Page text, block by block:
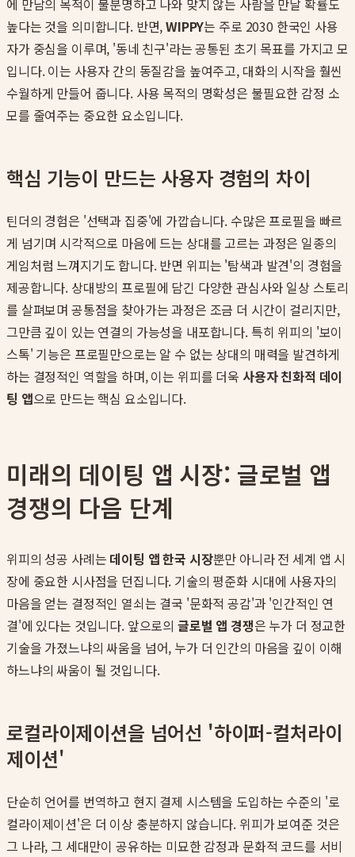
에 만남의 목적이 불분명하고 나와 맞지 않는 사람을 만날 확률도
높다는 것을 의미합니다. 반면,WIPPY는 주로 2030 한국인 사용
자가 중심을 이루며, '동네 친구'라는 공통된 초기 목표를 가지고 모
입니다. 이는 사용자 간의 동질감을 높여주고, 대화의 시작을 훨씬
수월하게 만들어 줍니다. 사용 목적의 명확성은 불필요한 감정 소
모를 줄여주는 중요한 요소입니다.
핵심 기능이 만드는 사용자 경험의 차이
틴더의 경험은 '선택과 집중'에 가깝습니다. 수많은 프로필을 빠르
게 넘기며 시각적으로 마음에 드는 상대를 고르는 과정은 일종의
게임처럼 느껴지기도 합니다. 반면 위피는 '탐색과 발견'의 경험을
제공합니다. 상대방의 프로필에 담긴 다양한 관심사와 일상 스토리
를 살펴보며 공통점을 찾아가는 과정은 조금 더 시간이 걸리지만,
그만큼 깊이 있는 연결의 가능성을 내포합니다. 특히 위피의 '보이
스톡' 기능은 프로필만으로는 알 수 없는 상대의 매력을 발견하게
하는 결정적인 역할을 하며, 이는 위피를 더욱 사용자 친화적 데이
팅 앱으로 만드는 핵심 요소입니다.
미래의 데이팅 앱 시장: 글로벌 앱
경쟁의 다음 단계
위피의 성공 사례는 데이팅 앱 한국 시장뿐만 아니라 전 세계 앱 시
장에 중요한 시사점을 던집니다. 기술의 평준화 시대에 사용자의
마음을 얻는 결정적인 열쇠는 결국 '문화적 공감'과 '인간적인 연
결'에 있다는 것입니다. 앞으로의 글로벌 앱 경쟁은 누가 더 정교한
기술을 가졌느냐의 싸움을 넘어, 누가 더 인간의 마음을 깊이 이해
하느냐의 싸움이 될 것입니다.
로컬라이제이션을 넘어선 '하이퍼-컬처라이
제이션'
단순히 언어를 번역하고 현지 결제 시스템을 도입하는 수준의 '로
컬라이제이션'은 더 이상 충분하지 않습니다. 위피가 보여준 것은
그 나라, 그 세대만이 공유하는 미묘한 감정과 문화적 코드를 서비